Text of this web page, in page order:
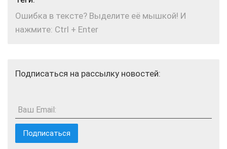
Ошибка в тексте? Выделите её мышкой! И
нажмите: Ctrl + Enter
Подписаться на рассылку новостей:
Ваш Email: